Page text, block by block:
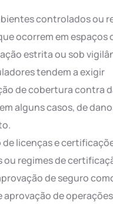
controlados ou
ocorrem em espaços
estrita ou sob
tendem a exigir
de cobertura contra
alguns casos, de
licenças e
ou regimes de
de seguro
aprovação de